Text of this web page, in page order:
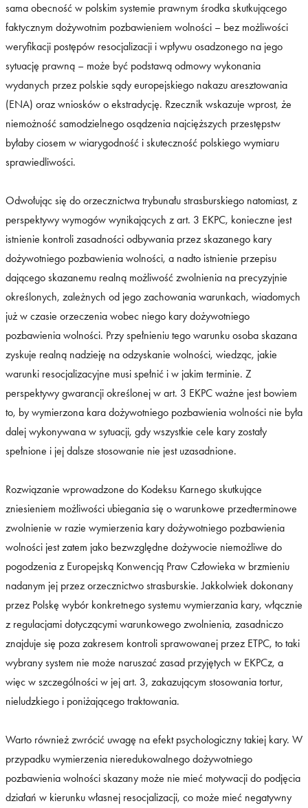
sama obecność w polskim systemie prawnym środka skutkującego
faktycznym dożywotnim pozbawieniem wolności – bez możliwości
weryfikacji postępów resocjalizacji i wpływu osadzonego na jego
sytuację prawną – może być podstawą odmowy wykonania
wydanych przez polskie sądy europejskiego nakazu aresztowania
(ENA) oraz wniosków o ekstradycję. Rzecznik wskazuje wprost, że
niemożność samodzielnego osądzenia najcięższych przestępstw
byłaby ciosem w wiarygodność i skuteczność polskiego wymiaru
sprawiedliwości.
Odwołując się do orzecznictwa trybunału strasburskiego natomiast, z
perspektywy wymogów wynikających z art. 3 EKPC, konieczne jest
istnienie kontroli zasadności odbywania przez skazanego kary
dożywotniego pozbawienia wolności, a nadto istnienie przepisu
dającego skazanemu realną możliwość zwolnienia na precyzyjnie
określonych, zależnych od jego zachowania warunkach, wiadomych
już w czasie orzeczenia wobec niego kary dożywotniego
pozbawienia wolności. Przy spełnieniu tego warunku osoba skazana
zyskuje realną nadzieję na odzyskanie wolności, wiedząc, jakie
warunki resocjalizacyjne musi spełnić i w jakim terminie. Z
perspektywy gwarancji określonej w art. 3 EKPC ważne jest bowiem
to, by wymierzona kara dożywotniego pozbawienia wolności nie była
dalej wykonywana w sytuacji, gdy wszystkie cele kary zostały
spełnione i jej dalsze stosowanie nie jest uzasadnione.
Rozwiązanie wprowadzone do Kodeksu Karnego skutkujące
zniesieniem możliwości ubiegania się o warunkowe przedterminowe
zwolnienie w razie wymierzenia kary dożywotniego pozbawienia
wolności jest zatem jako bezwzględne dożywocie niemożliwe do
pogodzenia z Europejską Konwencją Praw Człowieka w brzmieniu
nadanym jej przez orzecznictwo strasburskie. Jakkolwiek dokonany
przez Polskę wybór konkretnego systemu wymierzania kary, włącznie
z regulacjami dotyczącymi warunkowego zwolnienia, zasadniczo
znajduje się poza zakresem kontroli sprawowanej przez ETPC, to taki
wybrany system nie może naruszać zasad przyjętych w EKPCz, a
więc w szczególności w jej art. 3, zakazującym stosowania tortur,
nieludzkiego i poniżającego traktowania.
Warto również zwrócić uwagę na efekt psychologiczny takiej kary. W
przypadku wymierzenia nieredukowalnego dożywotniego
pozbawienia wolności skazany może nie mieć motywacji do podjęcia
działań w kierunku własnej resocjalizacji, co może mieć negatywny